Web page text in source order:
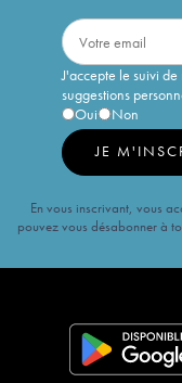
J'accepte le suivi
suggestions
Oui
Non
JE
En vous inscrivant, vous
pouvez vous désabonner à